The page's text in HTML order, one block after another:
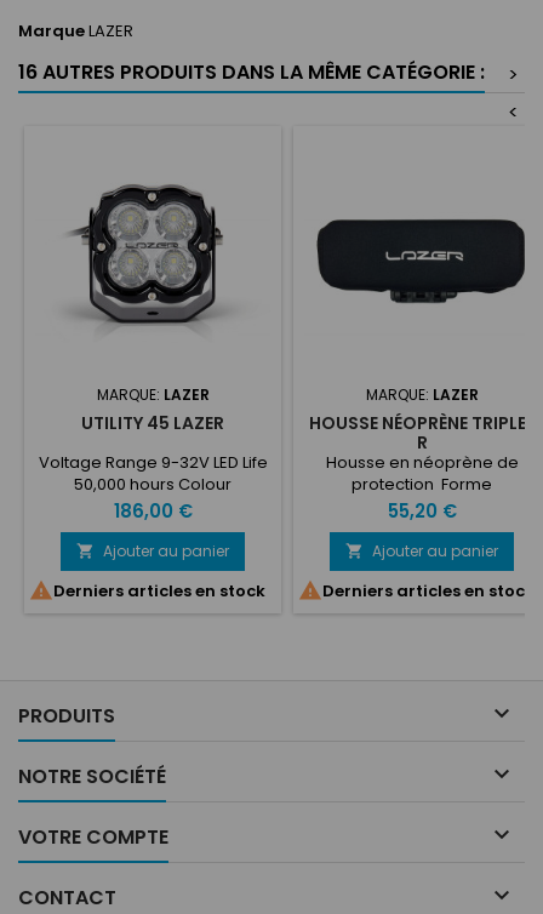
MarqueLAZER
16 AUTRES PRODUITS DANS LA MÊME CATÉGORIE :
>
<
MARQUE: LAZER
UTILITY 45 LAZER
Voltage Range 9-32V LED Life
50,000 hours Colour
Temperature 5,000 Kelvin
Weight 1260 gr HIGH BEAM
FUNCTION Total Luminous
Flux 4560 Lm Number of High
Output LEDs 4 Power
9227 (250H) EMC...
Prix
186,00 €
 Ajouter au panier
Derniers articles en stock
MARQUE: LAZER
HOUSSE NÉOPRÈNE TRIPLE-
R
Housse en néoprène de
protection Forme
ergonomique pré-découpé
avec fermeture a scratch
Destiné a la gamme de
phare TRIPLE-R
Prix
55,20 €
 Ajouter au panier
Derniers articles en stock
PRODUITS 
NOTRE SOCIÉTÉ 
VOTRE COMPTE 
CONTACT 